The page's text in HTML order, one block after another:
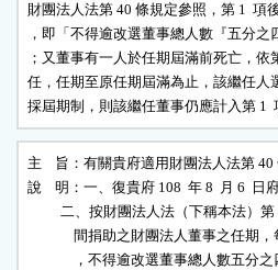
財團法人法第 40 條規定參照，第 1  項
，即「不得逾改選董事總人數『五分
；又董事有一人於任期屆滿前死亡，
任，任期至原任期屆滿為止，該繼任人
採屆期制，則該繼任董事仍應計入第 1
主    旨：有關貴府適用財團法人法第
說    明：一、復貴府 108  年 8  月 6  日
二、按財團法人法（下稱本法）
間捐助之財團法人董事之任
，不得逾改選董事總人數